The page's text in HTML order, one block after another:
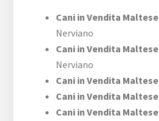
Cani in Vendita
Nerviano
Cani in Vendita
Nerviano
Cani in Vendita
Cani in Vendita
Cani in Vendita